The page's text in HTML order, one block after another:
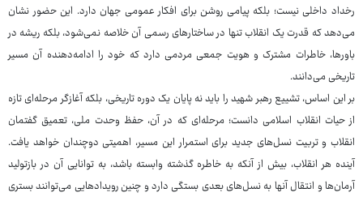
رخداد داخلی نیست؛ بلکه پیامی روشن برای افکار عمومی جهان دارد. این حضور نشان
می‌دهد که قدرت یک انقلاب تنها در ساختارهای رسمی آن خلاصه نمی‌شود، بلکه ریشه در
باورها، خاطرات مشترک و هویت جمعی مردمی دارد که خود را ادامه‌دهنده آن مسیر
تاریخی می‌دانند.
بر این اساس، تشییع رهبر شهید را باید نه پایان یک دوره تاریخی، بلکه آغازگر مرحله‌ای تازه
از حیات انقلاب اسلامی دانست؛ مرحله‌ای که در آن، حفظ وحدت ملی، تعمیق گفتمان
انقلاب و تربیت نسل‌های جدید برای استمرار این مسیر، اهمیتی دوچندان خواهد یافت.
آینده هر انقلاب، بیش از آنکه به خاطره گذشته وابسته باشد، به توانایی آن در بازتولید
آرمان‌ها و انتقال آنها به نسل‌های بعدی بستگی دارد و چنین رویدادهایی می‌توانند بستری